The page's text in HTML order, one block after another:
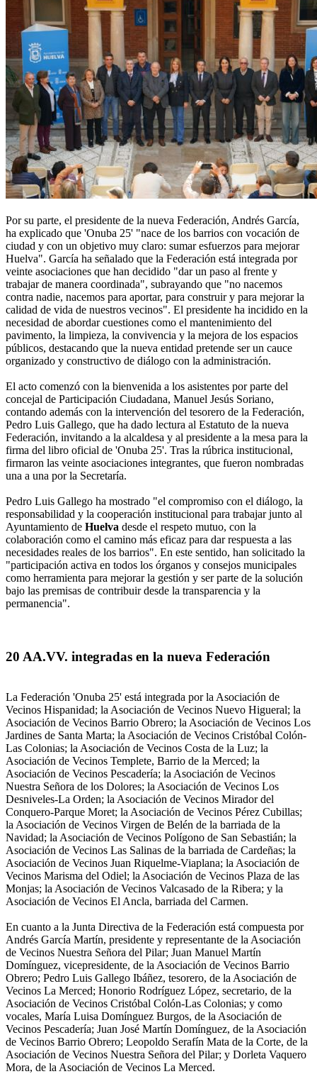
Por su parte, el presidente de la nueva Federación, Andrés García,
ha explicado que 'Onuba 25' "nace de los barrios con vocación de
ciudad y con un objetivo muy claro: sumar esfuerzos para mejorar
Huelva". García ha señalado que la Federación está integrada por
veinte asociaciones que han decidido "dar un paso al frente y
trabajar de manera coordinada", subrayando que "no nacemos
contra nadie, nacemos para aportar, para construir y para mejorar la
calidad de vida de nuestros vecinos". El presidente ha incidido en la
necesidad de abordar cuestiones como el mantenimiento del
pavimento, la limpieza, la convivencia y la mejora de los espacios
públicos, destacando que la nueva entidad pretende ser un cauce
organizado y constructivo de diálogo con la administración.
El acto comenzó con la bienvenida a los asistentes por parte del
concejal de Participación Ciudadana, Manuel Jesús Soriano,
contando además con la intervención del tesorero de la Federación,
Pedro Luis Gallego, que ha dado lectura al Estatuto de la nueva
Federación, invitando a la alcaldesa y al presidente a la mesa para la
firma del libro oficial de 'Onuba 25'. Tras la rúbrica institucional,
firmaron las veinte asociaciones integrantes, que fueron nombradas
una a una por la Secretaría.
Pedro Luis Gallego ha mostrado "el compromiso con el diálogo, la
responsabilidad y la cooperación institucional para trabajar junto al
Ayuntamiento de Huelva desde el respeto mutuo, con la
colaboración como el camino más eficaz para dar respuesta a las
necesidades reales de los barrios". En este sentido, han solicitado la
"participación activa en todos los órganos y consejos municipales
como herramienta para mejorar la gestión y ser parte de la solución
bajo las premisas de contribuir desde la transparencia y la
permanencia".
20 AA.VV. integradas en la nueva Federación
La Federación 'Onuba 25' está integrada por la Asociación de
Vecinos Hispanidad; la Asociación de Vecinos Nuevo Higueral; la
Asociación de Vecinos Barrio Obrero; la Asociación de Vecinos Los
Jardines de Santa Marta; la Asociación de Vecinos Cristóbal Colón-
Las Colonias; la Asociación de Vecinos Costa de la Luz; la
Asociación de Vecinos Templete, Barrio de la Merced; la
Asociación de Vecinos Pescadería; la Asociación de Vecinos
Nuestra Señora de los Dolores; la Asociación de Vecinos Los
Desniveles-La Orden; la Asociación de Vecinos Mirador del
Conquero-Parque Moret; la Asociación de Vecinos Pérez Cubillas;
la Asociación de Vecinos Virgen de Belén de la barriada de la
Navidad; la Asociación de Vecinos Polígono de San Sebastián; la
Asociación de Vecinos Las Salinas de la barriada de Cardeñas; la
Asociación de Vecinos Juan Riquelme-Viaplana; la Asociación de
Vecinos Marisma del Odiel; la Asociación de Vecinos Plaza de las
Monjas; la Asociación de Vecinos Valcasado de la Ribera; y la
Asociación de Vecinos El Ancla, barriada del Carmen.
En cuanto a la Junta Directiva de la Federación está compuesta por
Andrés García Martín, presidente y representante de la Asociación
de Vecinos Nuestra Señora del Pilar; Juan Manuel Martín
Domínguez, vicepresidente, de la Asociación de Vecinos Barrio
Obrero; Pedro Luis Gallego Ibáñez, tesorero, de la Asociación de
Vecinos La Merced; Honorio Rodríguez López, secretario, de la
Asociación de Vecinos Cristóbal Colón-Las Colonias; y como
vocales, María Luisa Domínguez Burgos, de la Asociación de
Vecinos Pescadería; Juan José Martín Domínguez, de la Asociación
de Vecinos Barrio Obrero; Leopoldo Serafín Mata de la Corte, de la
Asociación de Vecinos Nuestra Señora del Pilar; y Dorleta Vaquero
Mora, de la Asociación de Vecinos La Merced.